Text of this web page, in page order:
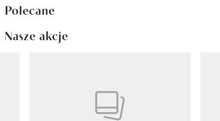
Polecane
Nasze akcje